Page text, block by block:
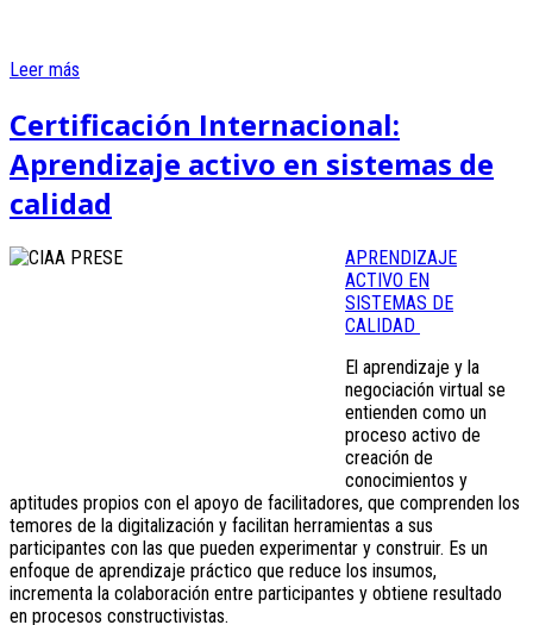
Leer más
Certificación Internacional:
Aprendizaje activo en sistemas de
calidad
APRENDIZAJE
ACTIVO EN
SISTEMAS DE
CALIDAD
El aprendizaje y la
negociación virtual se
entienden como un
proceso activo de
creación de
conocimientos y
aptitudes propios con el apoyo de facilitadores, que comprenden los
temores de la digitalización y facilitan herramientas a sus
participantes con las que pueden experimentar y construir. Es un
enfoque de aprendizaje práctico que reduce los insumos,
incrementa la colaboración entre participantes y obtiene resultado
en procesos constructivistas.